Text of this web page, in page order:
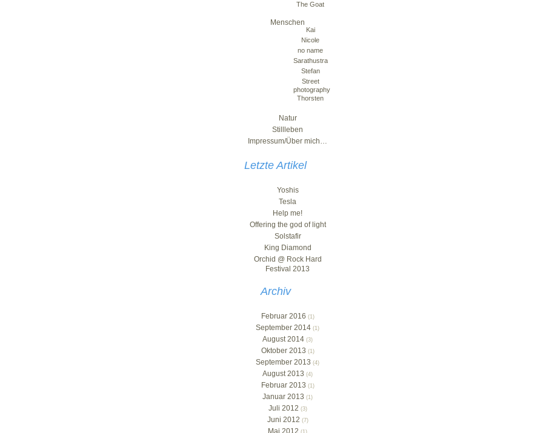
The Goat
Menschen
Kai
Nicole
no name
Sarathustra
Stefan
Street
photography
Thorsten
Natur
Stillleben
Impressum/Über mich…
Letzte Artikel
Yoshis
Tesla
Help me!
Offering the god of light
Solstafir
King Diamond
Orchid @ Rock Hard
Festival 2013
Archiv
Februar 2016 (1)
September 2014 (1)
August 2014 (3)
Oktober 2013 (1)
September 2013 (4)
August 2013 (4)
Februar 2013 (1)
Januar 2013 (1)
Juli 2012 (3)
Juni 2012 (7)
Mai 2012 (1)